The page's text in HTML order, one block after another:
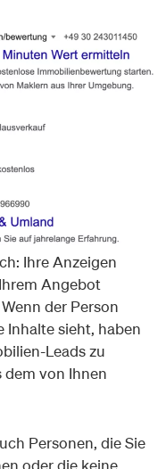
Ihre Anzeigen
Angebot
der Person
Inhalte sieht, haben
Leads zu
dem von Ihnen
Personen, die Sie
oder die keine